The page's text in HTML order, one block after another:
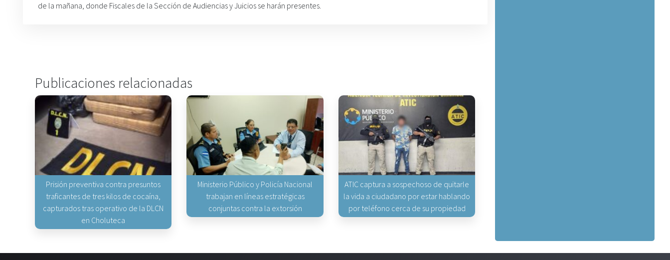
de la mañana, donde Fiscales de la Sección de Audiencias y Juicios se harán presentes.
Publicaciones relacionadas
Prisión preventiva contra presuntos
traficantes de tres kilos de cocaína,
capturados tras operativo de la DLCN
en Choluteca
Ministerio Público y Policía Nacional
trabajan en líneas estratégicas
conjuntas contra la extorsión
ATIC captura a sospechoso de quitarle
la vida a ciudadano por estar hablando
por teléfono cerca de su propiedad